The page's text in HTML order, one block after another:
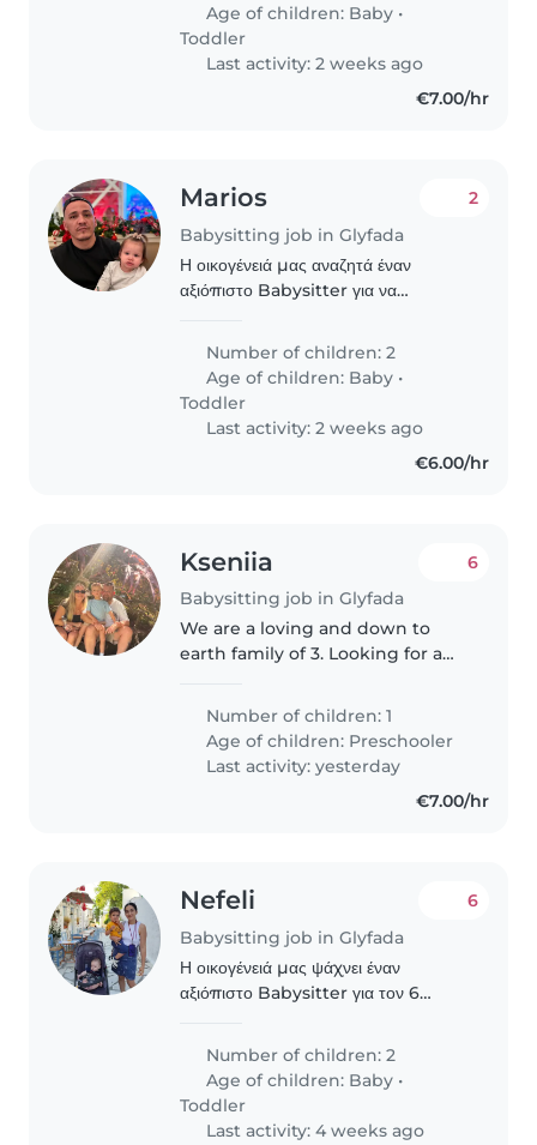
Age of children: Baby •
Toddler
Last activity: 2 weeks ago
€7.00/hr
Marios
Babysitting job in Glyfada
2
Η οικογένειά μας αναζητά έναν
αξιόπιστο Babysitter για να
κάποιον άνετο με το μαγείρεμα και τις
δουλειές του..
Number of children: 2
Age of children: Baby •
Toddler
Last activity: 2 weeks ago
€6.00/hr
Kseniia
Babysitting job in Glyfada
6
We are a loving and down to
earth family of 3. Looking for a
Number of children: 1
Age of children: Preschooler
Last activity: yesterday
€7.00/hr
Nefeli
Babysitting job in Glyfada
6
Η οικογένειά μας ψάχνει έναν
αξιόπιστο Babysitter για τον 6
μας. Αυτά τα δημιουργικά και φιλικά
παιδιά χρειάζονται μεγάλη φροντίδα!
Παρακαλώ επικοινωνήστε..
Number of children: 2
Age of children: Baby •
Toddler
Last activity: 4 weeks ago